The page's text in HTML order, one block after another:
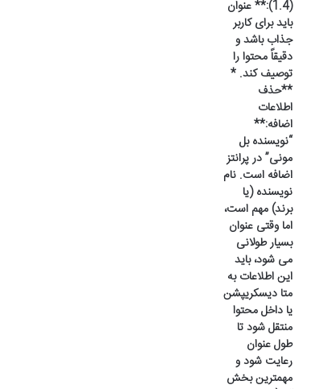
(1.4):** عنوان
باید برای کاربر
جذاب باشد و
دقیقاً محتوا را
توصیف کند. *
**حذف
اطلاعات
اضافه:**
“نویسنده بل
مونی” در پرانتز
اضافه است. نام
نویسنده (یا
برند) مهم است،
اما وقتی عنوان
بسیار طولانی
می شود، باید
این اطلاعات به
متا دیسکریپشن
یا داخل محتوا
منتقل شود تا
طول عنوان
رعایت شود و
مهمترین بخش